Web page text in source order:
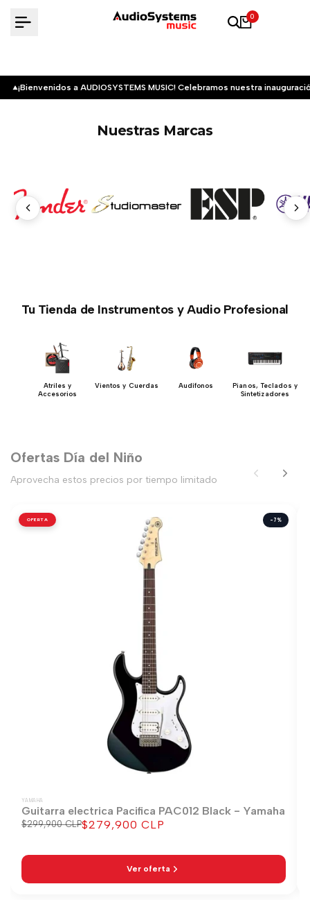
0
¡Bienvenidos a AUDIOSYSTEMS MUSIC! Celebramos nuestra
Nuestras Marcas
Tu Tienda de Instrumentos y Audio Profesional
Atriles y
Accesorios
Vientos y Cuerdas Audífonos
Pianos, Teclados y
Sintetizadores
Ofertas Día del Niño
Aprovecha estos precios por tiempo limitado
OFERTA -7%
YAMAHA
Guitarra electrica Pacifica PAC012 Black - Yamaha
Precio
$299,900 CLPPrecio
$279,900 CLP
Ver oferta